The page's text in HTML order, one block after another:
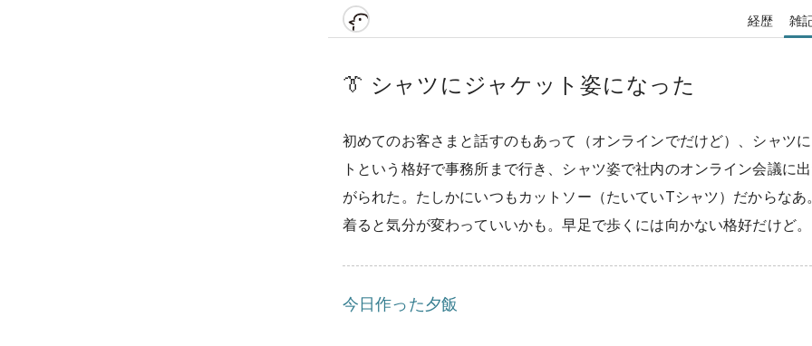
経歴 雑
👔 シャツにジャケット姿になった
初めてのお客さまと話すのもあって（オンラインでだけど）、シャツ
トという格好で事務所まで行き、シャツ姿で社内のオンライン会議に
がられた。たしかにいつもカットソー（たいていTシャツ）だからなあ
着ると気分が変わっていいかも。早足で歩くには向かない格好だけど。
今日作った夕飯